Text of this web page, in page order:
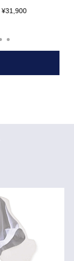
¥31,900